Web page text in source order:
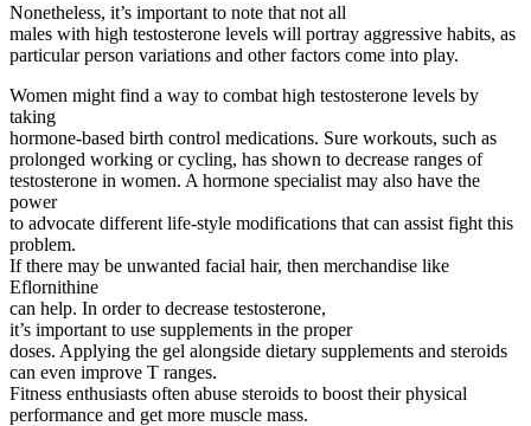
Nonetheless, it’s important to note that not all
males with high testosterone levels will portray aggressive habits, as
particular person variations and other factors come into play.
Women might find a way to combat high testosterone levels by
taking
hormone-based birth control medications. Sure workouts, such as
prolonged working or cycling, has shown to decrease ranges of
testosterone in women. A hormone specialist may also have the
power
to advocate different life-style modifications that can assist fight this
problem.
If there may be unwanted facial hair, then merchandise like
Eflornithine
can help. In order to decrease testosterone,
it’s important to use supplements in the proper
doses. Applying the gel alongside dietary supplements and steroids
can even improve T ranges.
Fitness enthusiasts often abuse steroids to boost their physical
performance and get more muscle mass.